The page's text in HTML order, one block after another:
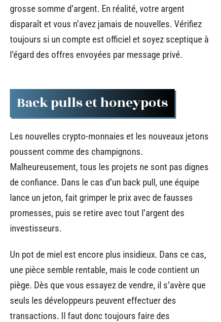
grosse somme d’argent. En réalité, votre argent
disparaît et vous n’avez jamais de nouvelles. Vérifiez
toujours si un compte est officiel et soyez sceptique à
l’égard des offres envoyées par message privé.
Back pulls et honeypots
Les nouvelles crypto-monnaies et les nouveaux jetons
poussent comme des champignons.
Malheureusement, tous les projets ne sont pas dignes
de confiance. Dans le cas d’un back pull, une équipe
lance un jeton, fait grimper le prix avec de fausses
promesses, puis se retire avec tout l’argent des
investisseurs.
Un pot de miel est encore plus insidieux. Dans ce cas,
une pièce semble rentable, mais le code contient un
piège. Dès que vous essayez de vendre, il s’avère que
seuls les développeurs peuvent effectuer des
transactions. Il faut donc toujours faire des